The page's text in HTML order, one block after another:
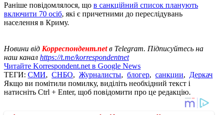
Раніше повідомлялося, що в санкційний список планують
включити 70 осіб, які є причетними до переслідувань
населення в Криму.
Новини від Корреспондент.netв Telegram. Підписуйтесь на
наш канал https://t.me/korrespondentnet
Читайте Korrespondent.net в Google News
ТЕГИ: СМИ, СНБО, Журналисты, блогер, санкции, Деркач
Якщо ви помітили помилку, виділіть необхідний текст і
натисніть Ctrl + Enter, щоб повідомити про це редакцію.